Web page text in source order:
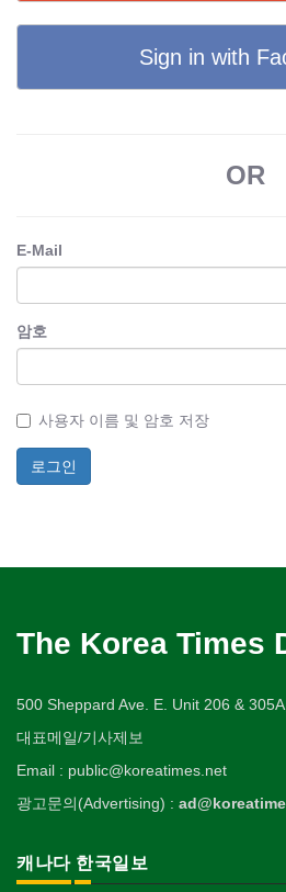
Sign in with
OR
E-Mail
암호
사용자 이름 및 암호 저장
The Korea Times
500 Sheppard Ave. E. Unit 206 &
대표메일/기사제보
Email : public@koreatimes.net
광고문의(Advertising) :
캐나다 한국일보